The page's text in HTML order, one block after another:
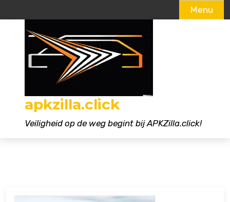
Menu
apkzilla.click
Veiligheid op de weg begint bij APKZilla.click!